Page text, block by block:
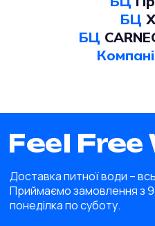
БЦ
БЦ
Доставка питної води –
Приймаємо замовлення з
понеділка по суботу.